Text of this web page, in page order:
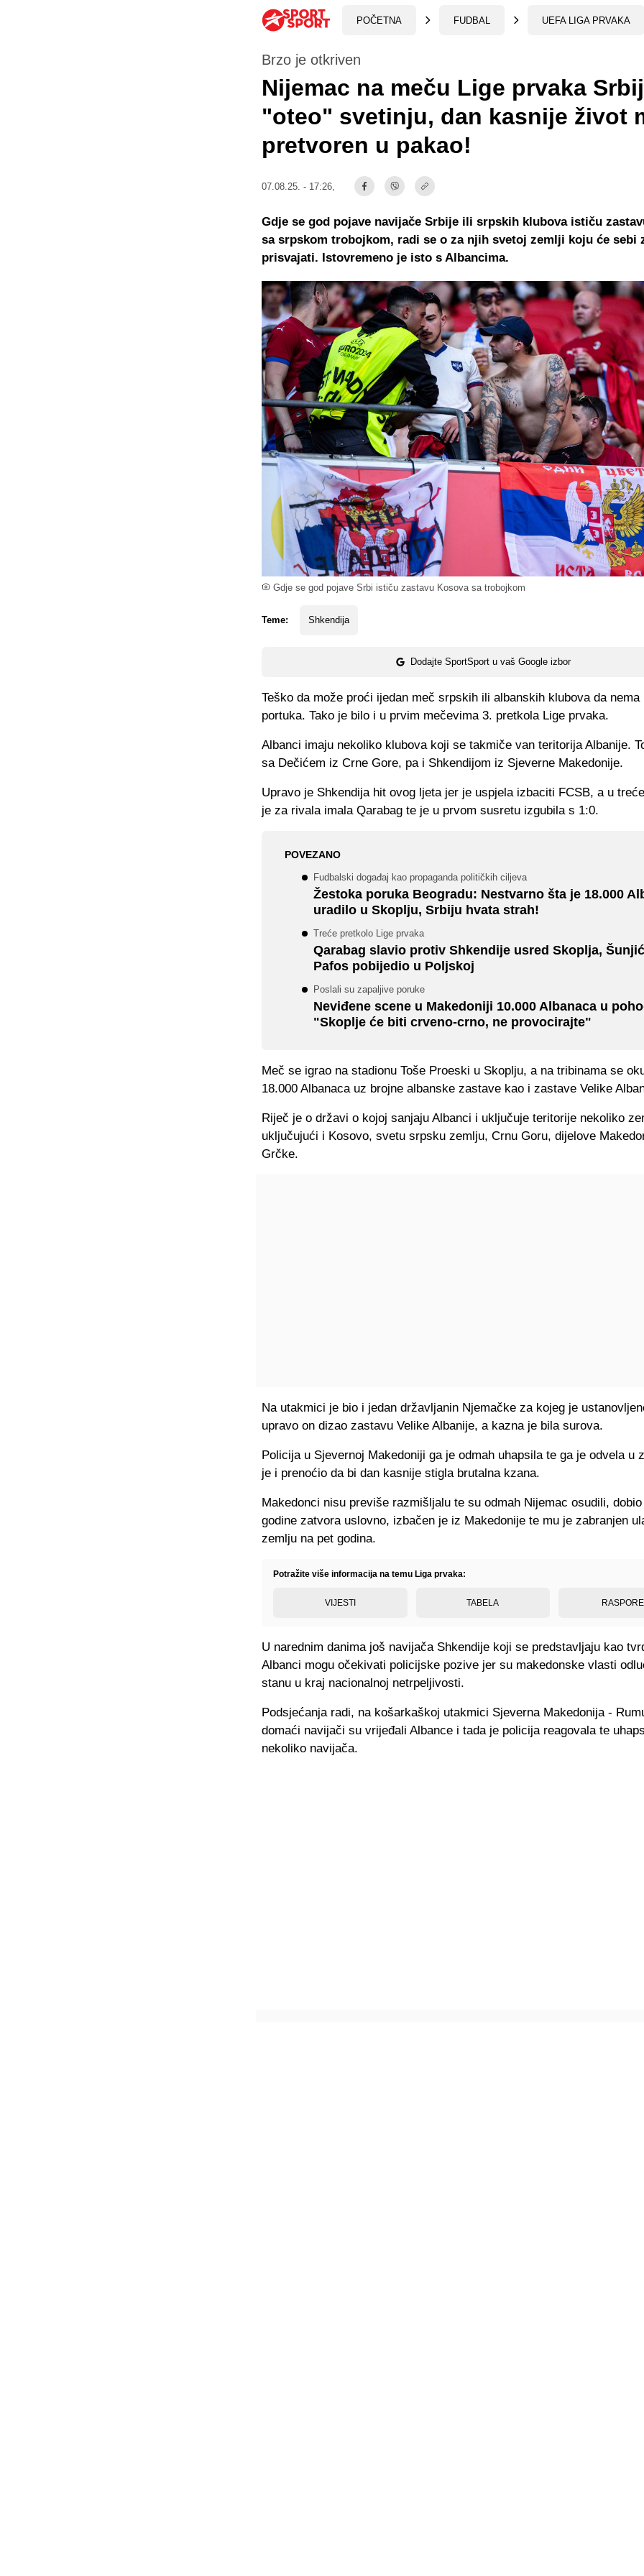
POČETNA FUDBAL UEFA LIGA PRVAKA
Gdje se god pojave Srbi ističu zastavu Kosova sa trobojkom
Brzo je otkriven
Nijemac na meču Lige prvaka
"oteo" svetinju, dan kasnije život
pretvoren u pakao!
07.08.25. - 17:26,
Teme: Shkendija
Dodajte SportSport u vaš Google izbor
Gdje se god pojave navijače Srbije ili srpskih klubova ističu
sa srpskom trobojkom, radi se o za njih svetoj zemlji koju će sebi
prisvajati. Istovremeno je isto s Albancima.
Teško da može proći ijedan meč srpskih ili albanskih klubova da nema
portuka. Tako je bilo i u prvim mečevima 3. pretkola Lige prvaka.
Albanci imaju nekoliko klubova koji se takmiče van teritorija Albanije.
sa Dečićem iz Crne Gore, pa i Shkendijom iz Sjeverne Makedonije.
Upravo je Shkendija hit ovog ljeta jer je uspjela izbaciti FCSB, a u
je za rivala imala Qarabag te je u prvom susretu izgubila s 1:0.
POVEZANO
Fudbalski događaj kao propaganda političkih ciljeva
Žestoka poruka Beogradu: Nestvarno šta je 18.000
uradilo u Skoplju, Srbiju hvata strah!
Treće pretkolo Lige prvaka
Qarabag slavio protiv Shkendije usred Skoplja,
Pafos pobijedio u Poljskoj
Poslali su zapaljive poruke
Neviđene scene u Makedoniji 10.000 Albanaca u
"Skoplje će biti crveno-crno, ne provocirajte"
Meč se igrao na stadionu Toše Proeski u Skoplju, a na tribinama se
18.000 Albanaca uz brojne albanske zastave kao i zastave Velike
Riječ je o državi o kojoj sanjaju Albanci i uključuje teritorije nekoliko
uključujući i Kosovo, svetu srpsku zemlju, Crnu Goru, dijelove
Grčke.
Na utakmici je bio i jedan državljanin Njemačke za kojeg je
upravo on dizao zastavu Velike Albanije, a kazna je bila surova.
Policija u Sjevernoj Makedoniji ga je odmah uhapsila te ga je odvela u
je i prenoćio da bi dan kasnije stigla brutalna kzana.
Makedonci nisu previše razmišljalu te su odmah Nijemac osudili,
godine zatvora uslovno, izbačen je iz Makedonije te mu je zabranjen
zemlju na pet godina.
Potražite više informacija na temu Liga prvaka:
VIJESTI TABELA
U narednim danima još navijača Shkendije koji se predstavljaju kao
Albanci mogu očekivati policijske pozive jer su makedonske vlasti
stanu u kraj nacionalnoj netrpeljivosti.
Podsjećanja radi, na košarkaškoj utakmici Sjeverna Makedonija -
domaći navijači su vrijeđali Albance i tada je policija reagovala te
nekoliko navijača.